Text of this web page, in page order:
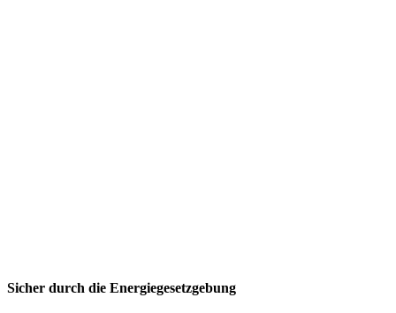
Sicher durch die Energiegesetzgebung